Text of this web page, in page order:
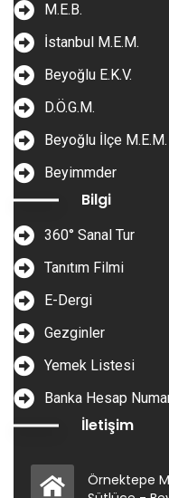
M.E.B.
İstanbul M.E.M.
Beyoğlu E.K.V.
D.Ö.G.M.
Beyoğlu İlçe M.E.M.
Beyimmder
Bilgi
360° Sanal Tur
Tanıtım Filmi
E-Dergi
Gezginler
Yemek Listesi
Banka Hesap
İletişim
Örnektepe